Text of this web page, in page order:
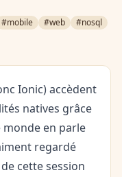
#mobile #web #nosql
Ionic) accèdent
natives grâce
monde en parle
regardé
cette session